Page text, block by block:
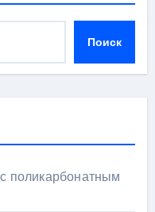
Поиск
поликарбонатным